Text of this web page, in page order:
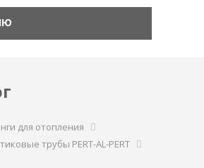
для отопления
трубы PERT-AL-PERT